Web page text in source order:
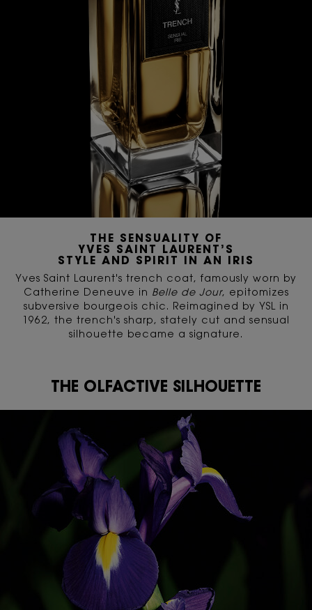
THE SENSUALITY OF
YVES SAINT LAURENT’S
STYLE AND SPIRIT IN AN IRIS
Yves Saint Laurent's trench coat, famously worn by
Catherine Deneuve in Belle de Jour, epitomizes
subversive bourgeois chic. Reimagined by YSL in
1962, the trench's sharp, stately cut and sensual
silhouette became a signature.
THE OLFACTIVE SILHOUETTE